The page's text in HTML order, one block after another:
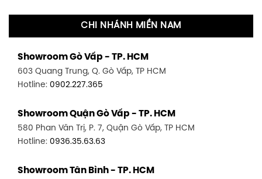
CHI NHÁNH MIỀN NAM
Showroom Gò Vấp - TP. HCM
603 Quang Trung, Q. Gò Vấp, TP HCM
Hotline: 0902.227.365
Showroom Quận Gò Vấp - TP. HCM
580 Phan Văn Trị, P. 7, Quận Gò Vấp, TP HCM
Hotline: 0936.35.63.63
Showroom Tân Bình - TP. HCM